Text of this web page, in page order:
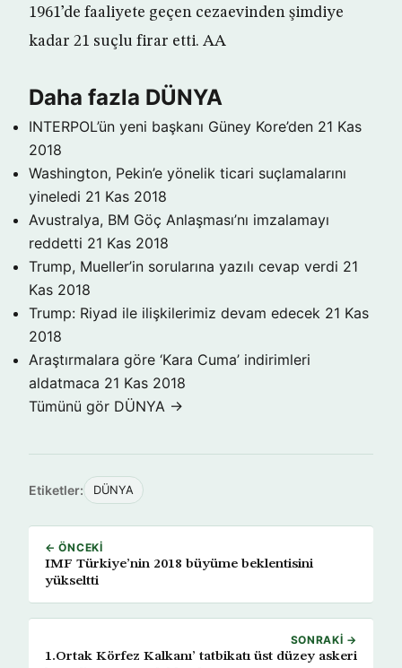
1961’de faaliyete geçen cezaevinden şimdiye
kadar 21 suçlu firar etti. AA
Daha fazla DÜNYA
INTERPOL’ün yeni başkanı Güney Kore’den 21 Kas
2018
Washington, Pekin’e yönelik ticari suçlamalarını
yineledi 21 Kas 2018
Avustralya, BM Göç Anlaşması’nı imzalamayı
reddetti 21 Kas 2018
Trump, Mueller’in sorularına yazılı cevap verdi 21
Kas 2018
Trump: Riyad ile ilişkilerimiz devam edecek 21 Kas
2018
Araştırmalara göre ‘Kara Cuma’ indirimleri
aldatmaca 21 Kas 2018
Tümünü gör DÜNYA →
Etiketler: DÜNYA
← ÖNCEKI
IMF Türkiye’nin 2018 büyüme beklentisini
yükseltti
SONRAKI →
1.Ortak Körfez Kalkanı’ tatbikatı üst düzey askeri